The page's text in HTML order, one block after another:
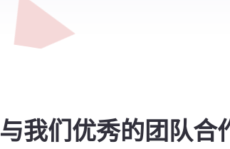
与我们优秀的团队合